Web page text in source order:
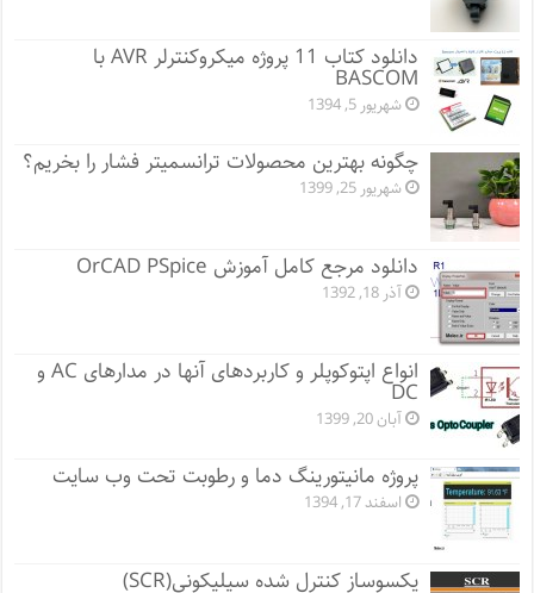
دانلود کتاب 11 پروژه میکروکنترلر AVR با
BASCOM
شهریور 5, 1394
چگونه بهترین محصولات ترانسمیتر فشار را بخریم؟
شهریور 25, 1399
دانلود مرجع کامل آموزش OrCAD PSpice
آذر 18, 1392
انواع اپتوکوپلر و کاربردهای آنها در مدارهای AC و
DC
آبان 20, 1399
پروژه مانيتورينگ دما و رطوبت تحت وب سایت
اسفند 17, 1394
یکسوساز کنترل شده سیلیکونی(SCR)